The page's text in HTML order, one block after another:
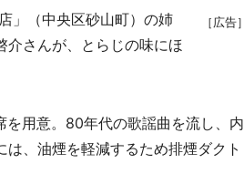
［広告］
」（中央区砂山町）の姉
介さんが、とらじの味にほ
用意。80年代の歌謡曲を流し、内
、油煙を軽減するため排煙ダクト